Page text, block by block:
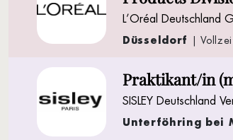
L’Oréal Deutschland
Düsseldorf |
Praktikant/in
SISLEY Deutschland
Unterföhring bei